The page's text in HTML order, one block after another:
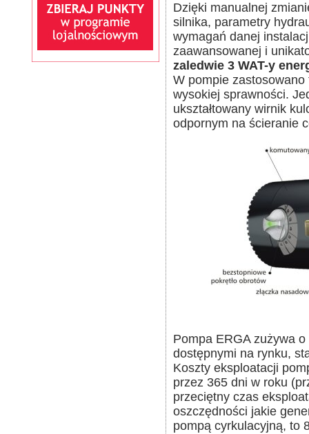
Dzięki manualnej
silnika, parametry
wymagań danej
zaawansowanej i
zaledwie 3 WAT-y
W pompie zastosowano
wysokiej sprawności.
ukształtowany wirnik
odpornym na ścieranie
Pompa ERGA zużywa
dostępnymi na rynku,
Koszty eksploatacji
przez 365 dni w roku
przeciętny czas
oszczędności jakie
pompą cyrkulacyjną, to